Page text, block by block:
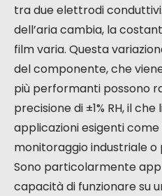
tra due elettrodi
dell’aria cambia, la
film varia. Questa
del componente, che
più performanti possono
precisione di ±1% RH, il
applicazioni esigenti come
monitoraggio industriale
Sono particolarmente
capacità di funzionare su